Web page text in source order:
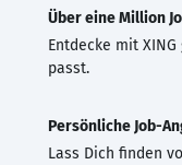
Über eine Million
Entdecke mit
passt.
Persönliche Job-
Lass Dich finden